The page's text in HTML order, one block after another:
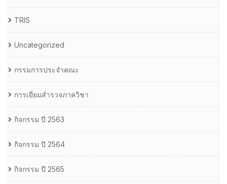
TRIS
Uncategorized
กรรมการประจำคณะ
การเยี่ยมสำรวจภาควิชา
กิจกรรม ปี 2563
กิจกรรม ปี 2564
กิจกรรม ปี 2565